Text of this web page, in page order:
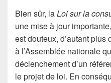
Bien sûr, laLoi sur la
une mise à jour
est douteux, d’autant
à l’Assemblée nationale
déclenchement d’un
le projet de loi. En